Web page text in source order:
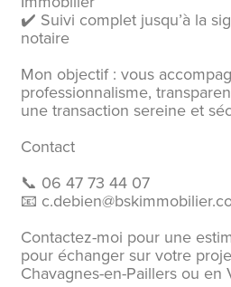
✔️ Suivi complet jusqu’à la
notaire
Mon objectif : vous
professionnalisme,
une transaction sereine et
Contact
📞 06 47 73 44 07
📧
Contactez-moi pour une
pour échanger sur votre
Chavagnes-en-Paillers ou en